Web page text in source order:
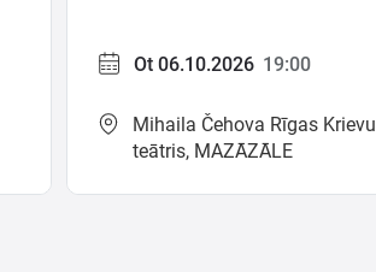
Ot 06.10.2026 19:00
Mihaila Čehova Rīgas Krievu
teātris, MAZĀZĀLE